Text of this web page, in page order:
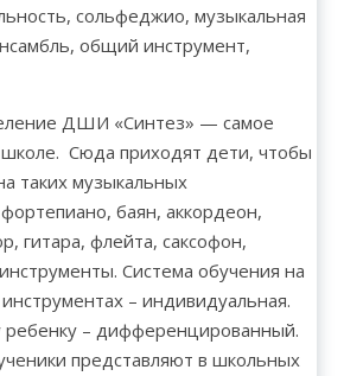
сольфеджио, музыкальная
общий инструмент,
ДШИ «Синтез» — самое
Сюда приходят дети, чтобы
таких музыкальных
баян, аккордеон,
гитара, флейта, саксофон,
Система обучения на
– индивидуальная.
– дифференцированный.
представляют в школьных